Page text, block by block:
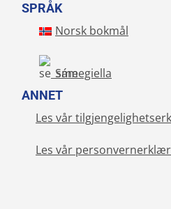
SPRÅK
Norsk bokmål
Sámegiella
ANNET
Les vår
Les vår